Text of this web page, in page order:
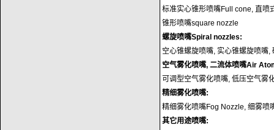
标准实心锥形喷嘴Full cone, 直喷
锥形喷嘴square nozzle
螺旋喷嘴Spiral nozzles:
空心锥螺旋喷嘴, 实心锥螺旋喷嘴
空气雾化喷嘴, 二流体喷嘴Air
可调型空气雾化喷嘴, 低压空气雾
精细雾化喷嘴:
精细雾化喷嘴Fog Nozzle, 细雾喷
其它用途喷嘴: